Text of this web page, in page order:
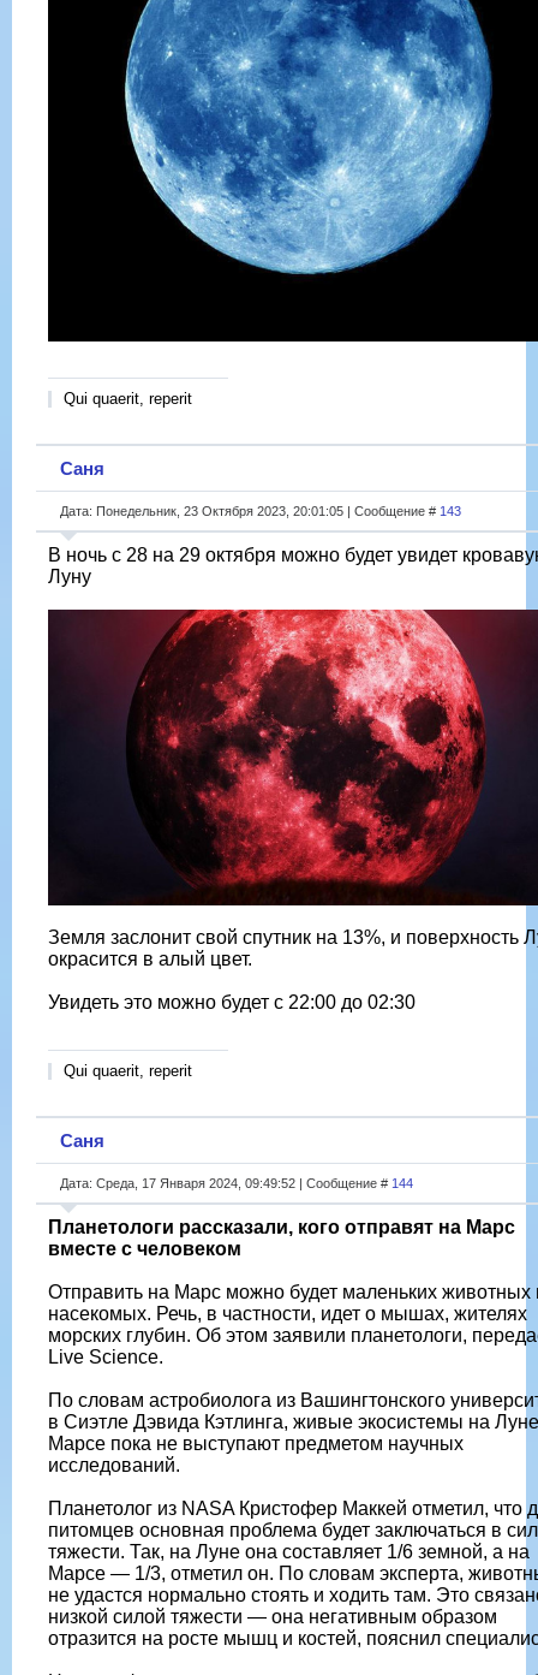
Qui quaerit, reperit
Саня
Дата: Понедельник, 23 Октября 2023, 20:01:05 | Сообщение # 143
В ночь с 28 на 29 октября можно будет увидет
Луну
Земля заслонит свой спутник на 13%, и поверхность
окрасится в алый цвет.
Увидеть это можно будет с 22:00 до 02:30
Qui quaerit, reperit
Саня
Дата: Среда, 17 Января 2024, 09:49:52 | Сообщение # 144
Планетологи рассказали, кого отправят на Марс
вместе с человеком
Отправить на Марс можно будет маленьких животных
насекомых. Речь, в частности, идет о мышах, жителях
морских глубин. Об этом заявили планетологи,
Live Science.
По словам астробиолога из Вашингтонского
в Сиэтле Дэвида Кэтлинга, живые экосистемы на
Марсе пока не выступают предметом научных
исследований.
Планетолог из NASA Кристофер Маккей отметил, что
питомцев основная проблема будет заключаться в
тяжести. Так, на Луне она составляет 1/6 земной, а на
Марсе — 1/3, отметил он. По словам эксперта,
не удастся нормально стоять и ходить там. Это
низкой силой тяжести — она негативным образом
отразится на росте мышц и костей, пояснил